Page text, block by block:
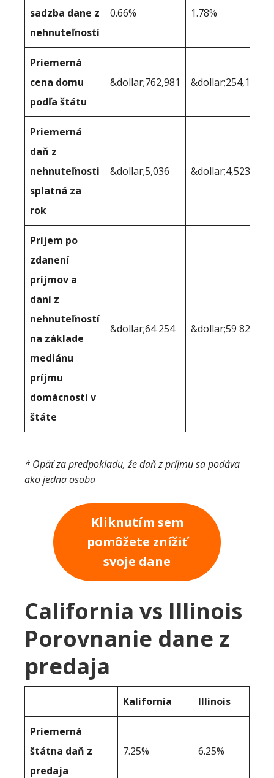
sadzba dane z
nehnuteľností
0.66% 1.78%
Priemerná
cena domu
podľa štátu
&dollar;762,981 &dollar;254,128
Priemerná
daň z
nehnuteľnosti
splatná za
rok
&dollar;5,036 &dollar;4,523
Príjem po
zdanení
príjmov a
daní z
nehnuteľností
na základe
mediánu
príjmu
domácnosti v
štáte
&dollar;64 254 &dollar;59 820
* Opäť za predpokladu, že daň z príjmu sa podáva
ako jedna osoba
Kliknutím sem
pomôžete znížiť
svoje dane
California vs Illinois
Porovnanie dane z
predaja
Kalifornia Illinois
Priemerná
štátna daň z
predaja
7.25% 6.25%